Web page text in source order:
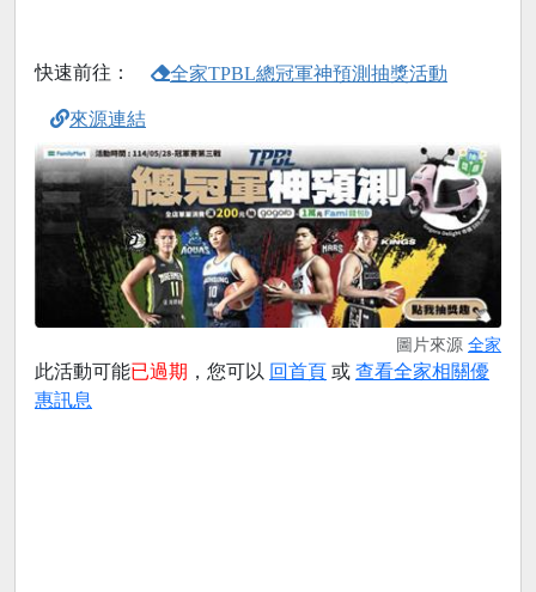
快速前往： 全家TPBL總冠軍神預測抽獎活動
來源連結
圖片來源 全家
此活動可能已過期 ，您可以 回首頁 或 查看全家相關優
惠訊息